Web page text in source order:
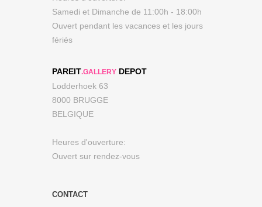
Samedi et Dimanche de 11:00h - 18:00h
Ouvert pendant les vacances et les jours
fériés
PAREIT.GALLERY DEPOT
Lodderhoek 63
8000 BRUGGE
BELGIQUE
Heures d'ouverture:
Ouvert sur rendez-vous
CONTACT